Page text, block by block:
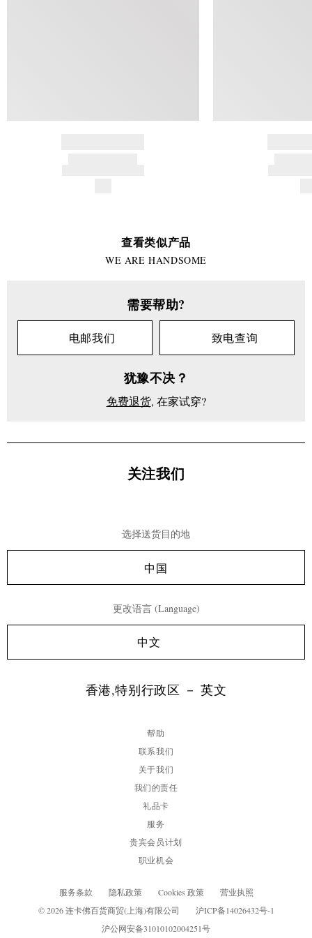
查看类似产品
WE ARE HANDSOME
需要帮助?
电邮我们 致电查询
犹豫不决？
免费退货, 在家试穿?
关注我们
选择送货目的地
中国
更改语言 (Language)
中文
香港,特别行政区 － 英文
帮助
联系我们
关于我们
我们的责任
礼品卡
服务
贵宾会员计划
职业机会
服务条款 隐私政策 Cookies 政策
营业执照
© 2026 连卡佛百货商贸(上海)有限公司
沪ICP备14026432号-1
沪公网安备31010102004251号